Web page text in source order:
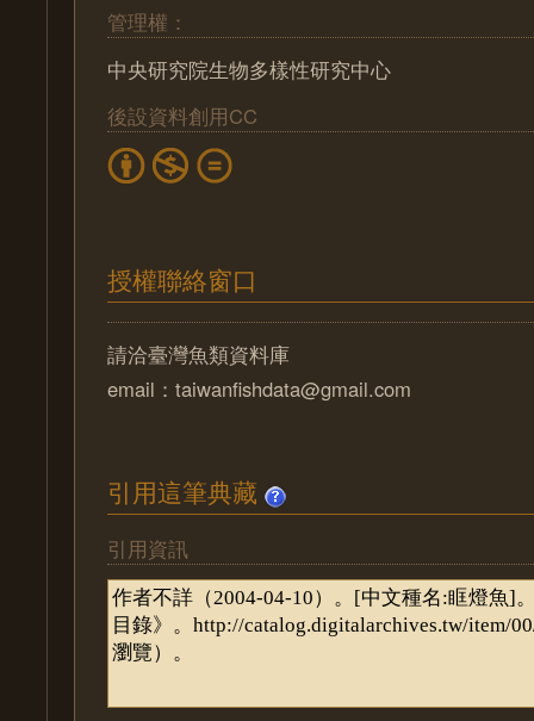
管理權：
中央研究院生物多樣性研究中心
後設資料創用CC
授權聯絡窗口
請洽臺灣魚類資料庫
email：taiwanfishdata@gmail.com
引用這筆典藏
引用資訊